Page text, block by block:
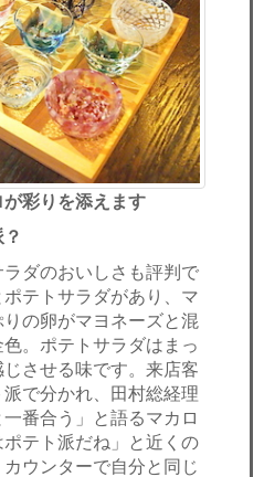
彩りを添えます
ダのおいしさも評判で
テトサラダがあり、マ
の卵がマヨネーズと混
。ポテトサラダはまっ
させる味です。来店客
で分かれ、田村総経理
番合う」と語るマカロ
テト派だね」と近くの
ウンターで自分と同じ